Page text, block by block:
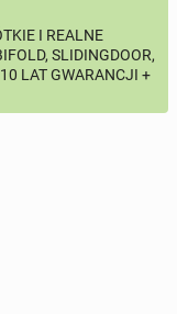
NR TELEFONU , np.:
I REALNE
SLIDINGDOOR,
LAT GWARANCJI +